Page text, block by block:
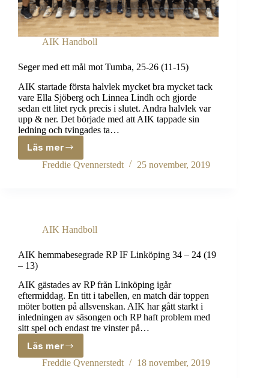
AIK Handboll
Seger med ett mål mot Tumba, 25-26 (11-15)
AIK startade första halvlek mycket bra mycket tack
vare Ella Sjöberg och Linnea Lindh och gjorde
sedan ett litet ryck precis i slutet. Andra halvlek var
upp & ner. Det började med att AIK tappade sin
ledning och tvingades ta…
Läs mer
Seger
med
26
15)
Freddie Qvennerstedt 25 november, 2019
AIK Handboll
AIK hemmabesegrade RP IF Linköping 34 – 24 (19
– 13)
AIK gästades av RP från Linköping igår
eftermiddag. En titt i tabellen, en match där toppen
möter botten på allsvenskan. AIK har gått starkt i
inledningen av säsongen och RP haft problem med
sitt spel och endast tre vinster på…
Läs mer
AIK
hemmabesegrade
Freddie Qvennerstedt 18 november, 2019